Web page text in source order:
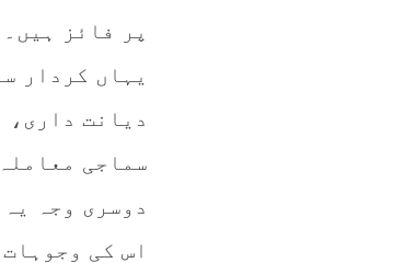
پر فائز ہیں۔
یہاں کردار
دیانت داری،
سماجی
دوسری وجہ
اس کی